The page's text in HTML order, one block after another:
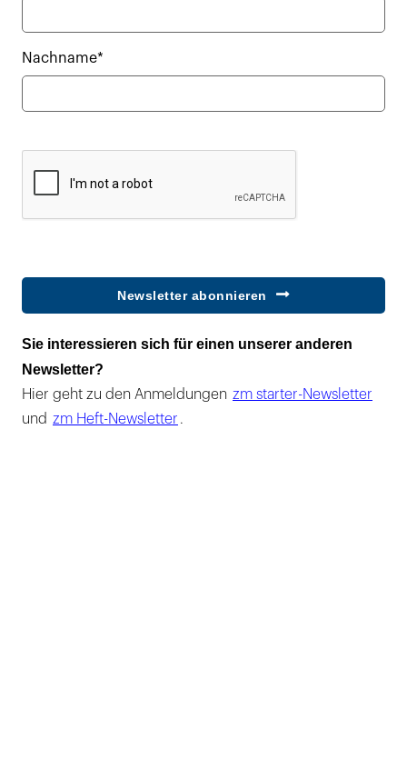
Nachname*
Newsletter abonnieren
Sie interessieren sich für einen unserer anderen
Newsletter?
Hier geht zu den Anmeldungen zm starter-Newsletter
und zm Heft-Newsletter .